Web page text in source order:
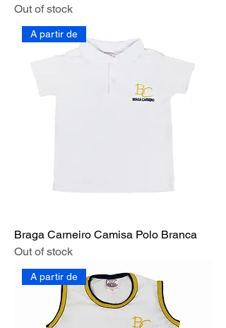
Out of stock
A partir de
Braga Carneiro Camisa Polo Branca
Out of stock
A partir de